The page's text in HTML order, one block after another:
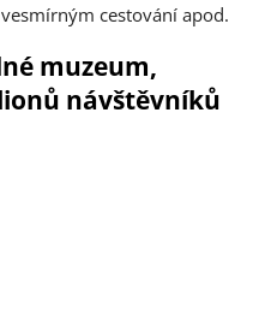
cestování apod.
muzeum,
návštěvníků